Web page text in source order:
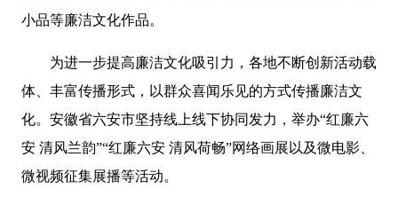
小品等廉洁文化作品。
为进一步提高廉洁文化吸引力，各地不断创新活动载
体、丰富传播形式，以群众喜闻乐见的方式传播廉洁文
化。安徽省六安市坚持线上线下协同发力，举办“红廉六
安 清风兰韵”“红廉六安 清风荷畅”网络画展以及微电影、
微视频征集展播等活动。